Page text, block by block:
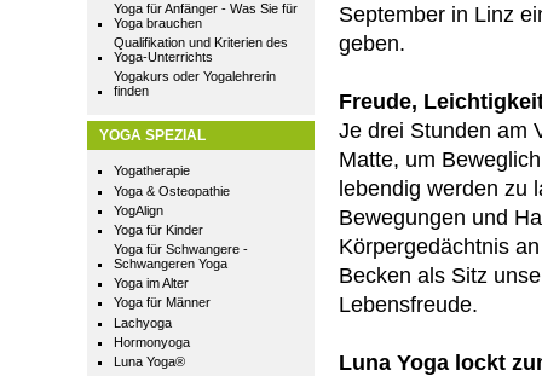
Yoga für Anfänger - Was Sie für
Yoga brauchen
Qualifikation und Kriterien des
Yoga-Unterrichts
Yogakurs oder Yogalehrerin
finden
YOGA SPEZIAL
Yogatherapie
Yoga & Osteopathie
YogAlign
Yoga für Kinder
Yoga für Schwangere -
Schwangeren Yoga
Yoga im Alter
Yoga für Männer
Lachyoga
Hormonyoga
Luna Yoga®
September in Linz
geben.
Freude,
Je drei Stunden am
Matte, um
lebendig werden zu
Bewegungen und
Körpergedächtnis
Becken als Sitz
Lebensfreude.
Luna Yoga lockt